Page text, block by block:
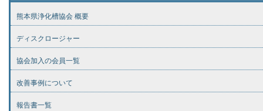
熊本県浄化槽協会 概要
ディスクロージャー
協会加入の会員一覧
改善事例について
報告書一覧